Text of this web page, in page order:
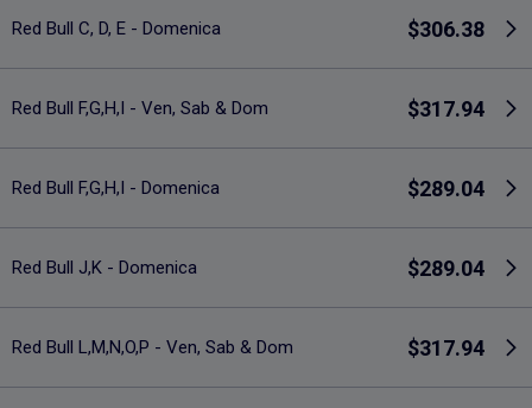
Red Bull C, D, E - Domenica $306.38
Red Bull F,G,H,I - Ven, Sab & Dom $317.94
Red Bull F,G,H,I - Domenica $289.04
Red Bull J,K - Domenica $289.04
Red Bull L,M,N,O,P - Ven, Sab & Dom $317.94